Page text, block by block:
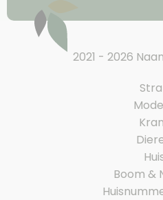
2021 - 2026
Boom &